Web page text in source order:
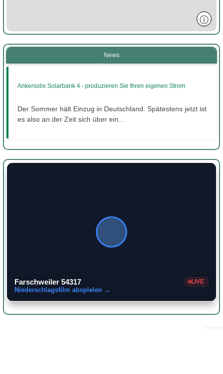
ⓘ
News
Ankersolix Solarbank 4 - produzieren Sie Ihren eigenen Strom
Der Sommer hält Einzug in Deutschland. Spätestens jetzt ist
es also an der Zeit sich über ein...
Farschweiler 54317 LIVE
Niederschlagsfilm abspielen →